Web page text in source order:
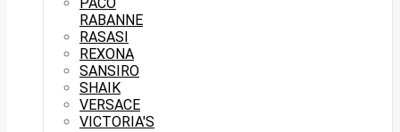
RABANNE
RASASI
REXONA
SANSIRO
SHAIK
VERSACE
VICTORIA'S